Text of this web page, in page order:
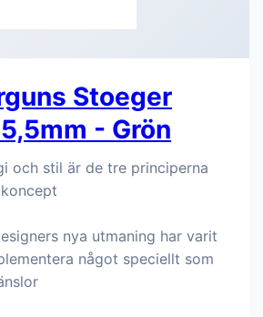
Stoeger
- Grön
och stil är de tre principerna
nya utmaning har varit
något speciellt som